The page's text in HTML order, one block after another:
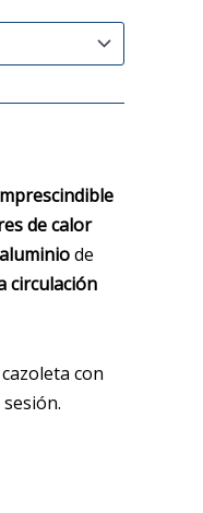
de calor
de
circulación
con